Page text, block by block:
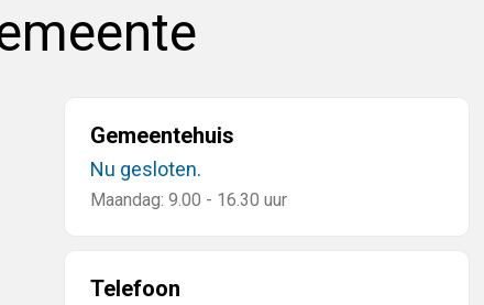
Gemeentehuis
Nu gesloten.
Maandag: 9.00 - 16.30 uur
Telefoon